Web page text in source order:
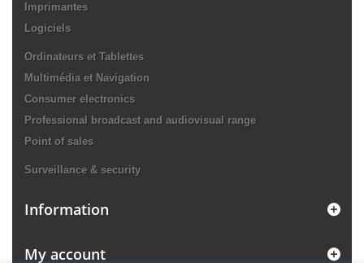
Imprimantes
Logiciels
Ordinateurs et Tablettes
Multimédia et Navigation
Consumer electronics
Professional broadcast and audiovisual range
Point of sales
Surveillance & security
Information
My account